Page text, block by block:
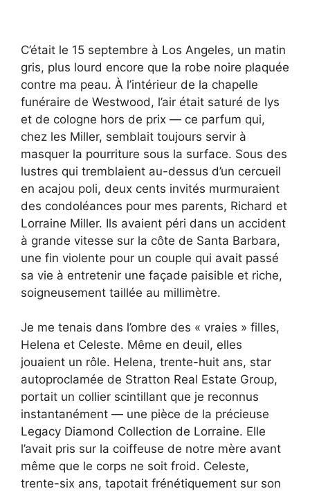
C’était le 15 septembre à Los Angeles, un matin
gris, plus lourd encore que la robe noire plaquée
contre ma peau. À l’intérieur de la chapelle
funéraire de Westwood, l’air était saturé de lys
et de cologne hors de prix — ce parfum qui,
chez les Miller, semblait toujours servir à
masquer la pourriture sous la surface. Sous des
lustres qui tremblaient au-dessus d’un cercueil
en acajou poli, deux cents invités murmuraient
des condoléances pour mes parents, Richard et
Lorraine Miller. Ils avaient péri dans un accident
à grande vitesse sur la côte de Santa Barbara,
une fin violente pour un couple qui avait passé
sa vie à entretenir une façade paisible et riche,
soigneusement taillée au millimètre.
Je me tenais dans l’ombre des « vraies » filles,
Helena et Celeste. Même en deuil, elles
jouaient un rôle. Helena, trente-huit ans, star
autoproclamée de Stratton Real Estate Group,
portait un collier scintillant que je reconnus
instantanément — une pièce de la précieuse
Legacy Diamond Collection de Lorraine. Elle
l’avait pris sur la coiffeuse de notre mère avant
même que le corps ne soit froid. Celeste,
trente-six ans, tapotait frénétiquement sur son